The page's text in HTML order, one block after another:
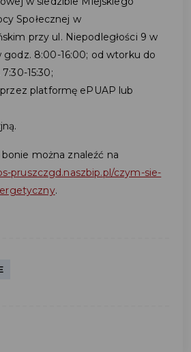
Społecznej w
przy ul. Niepodległości 9 w
godz. 8:00-16:00; od wtorku do
15:30;
platformę ePUAP lub
można znaleźć na
pruszczgd.naszbip.pl/czym-sie-
.